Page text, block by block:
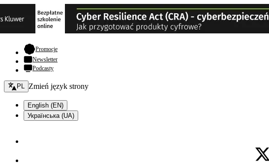
Promocje- otwiera się w nowej karcie
Newsletter
Podcasty
Zmień język - bieżący:
PL Zmień język strony
English (EN)
Українська (UA)
X -